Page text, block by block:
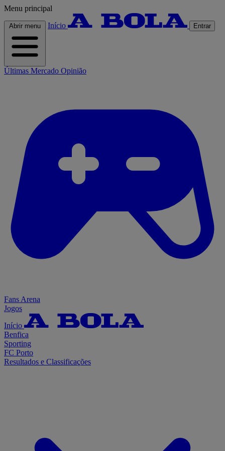
Menu principal
Abrir menu Início Entrar
Últimas Mercado Opinião
Fans Arena
Jogos
Início
Benfica
Sporting
FC Porto
Resultados e Classificações